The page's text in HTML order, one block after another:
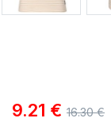
9.21 € 16.30 €